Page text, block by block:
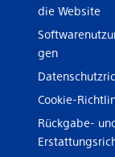
die Website
gen
Cookie-
Rückgabe-